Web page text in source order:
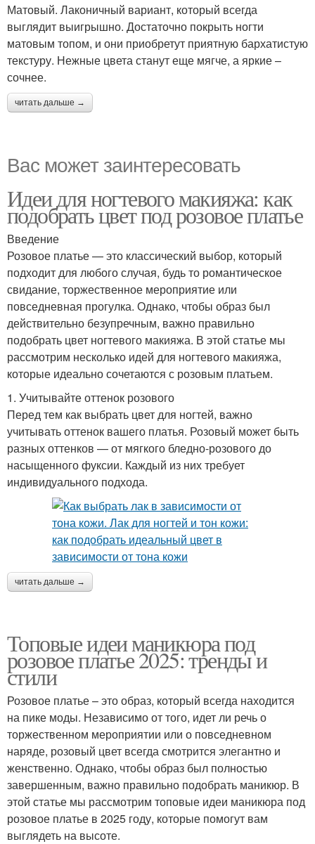
Матовый. Лаконичный вариант, который всегда
выглядит выигрышно. Достаточно покрыть ногти
матовым топом, и они приобретут приятную бархатистую
текстуру. Нежные цвета станут еще мягче, а яркие –
сочнее.
читать дальше →
Вас может заинтересовать
Идеи для ногтевого макияжа: как
подобрать цвет под розовое платье
Введение
Розовое платье — это классический выбор, который
подходит для любого случая, будь то романтическое
свидание, торжественное мероприятие или
повседневная прогулка. Однако, чтобы образ был
действительно безупречным, важно правильно
подобрать цвет ногтевого макияжа. В этой статье мы
рассмотрим несколько идей для ногтевого макияжа,
которые идеально сочетаются с розовым платьем.
1. Учитывайте оттенок розового
Перед тем как выбрать цвет для ногтей, важно
учитывать оттенок вашего платья. Розовый может быть
разных оттенков — от мягкого бледно-розового до
насыщенного фуксии. Каждый из них требует
индивидуального подхода.
читать дальше →
Топовые идеи маникюра под
розовое платье 2025: тренды и
стили
Розовое платье – это образ, который всегда находится
на пике моды. Независимо от того, идет ли речь о
торжественном мероприятии или о повседневном
наряде, розовый цвет всегда смотрится элегантно и
женственно. Однако, чтобы образ был полностью
завершенным, важно правильно подобрать маникюр. В
этой статье мы рассмотрим топовые идеи маникюра под
розовое платье в 2025 году, которые помогут вам
выглядеть на высоте.